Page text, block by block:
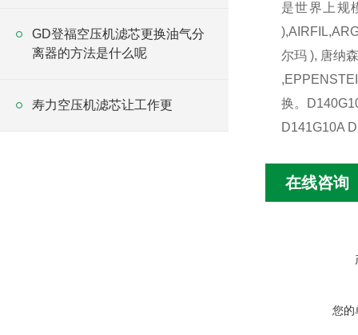
GD登福空压机滤芯更换油气分
离器的方法是什么呢
寿力空压机滤芯让工作更
是世界上规
尔玛 ), 唐纳
换。
D141G10A
在线咨询
您的